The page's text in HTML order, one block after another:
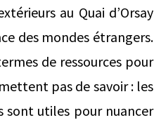
au Quai d’Orsay
des mondes étrangers.
de ressources pour
pas de savoir : les
sont utiles pour nuancer